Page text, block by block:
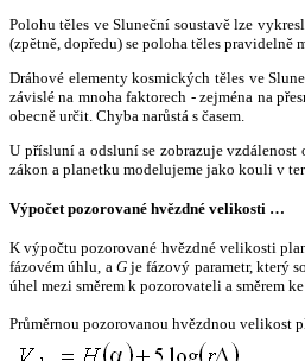
Polohu těles ve Sluneční soustavě lze
(zpětně, dopředu) se poloha těles pravidelně
Dráhové elementy kosmických těles ve
závislé na mnoha faktorech - zejména na
obecně určit. Chyba narůstá s časem.
U přísluní a odsluní se zobrazuje
zákon a planetku modelujeme jako kouli v
Výpočet pozorované hvězdné velikosti …
K výpočtu pozorované hvězdné velikosti
fázovém úhlu, a Gje fázový parametr, který
úhel mezi směrem k pozorovateli a směrem
Průměrnou pozorovanou hvězdnou velikost